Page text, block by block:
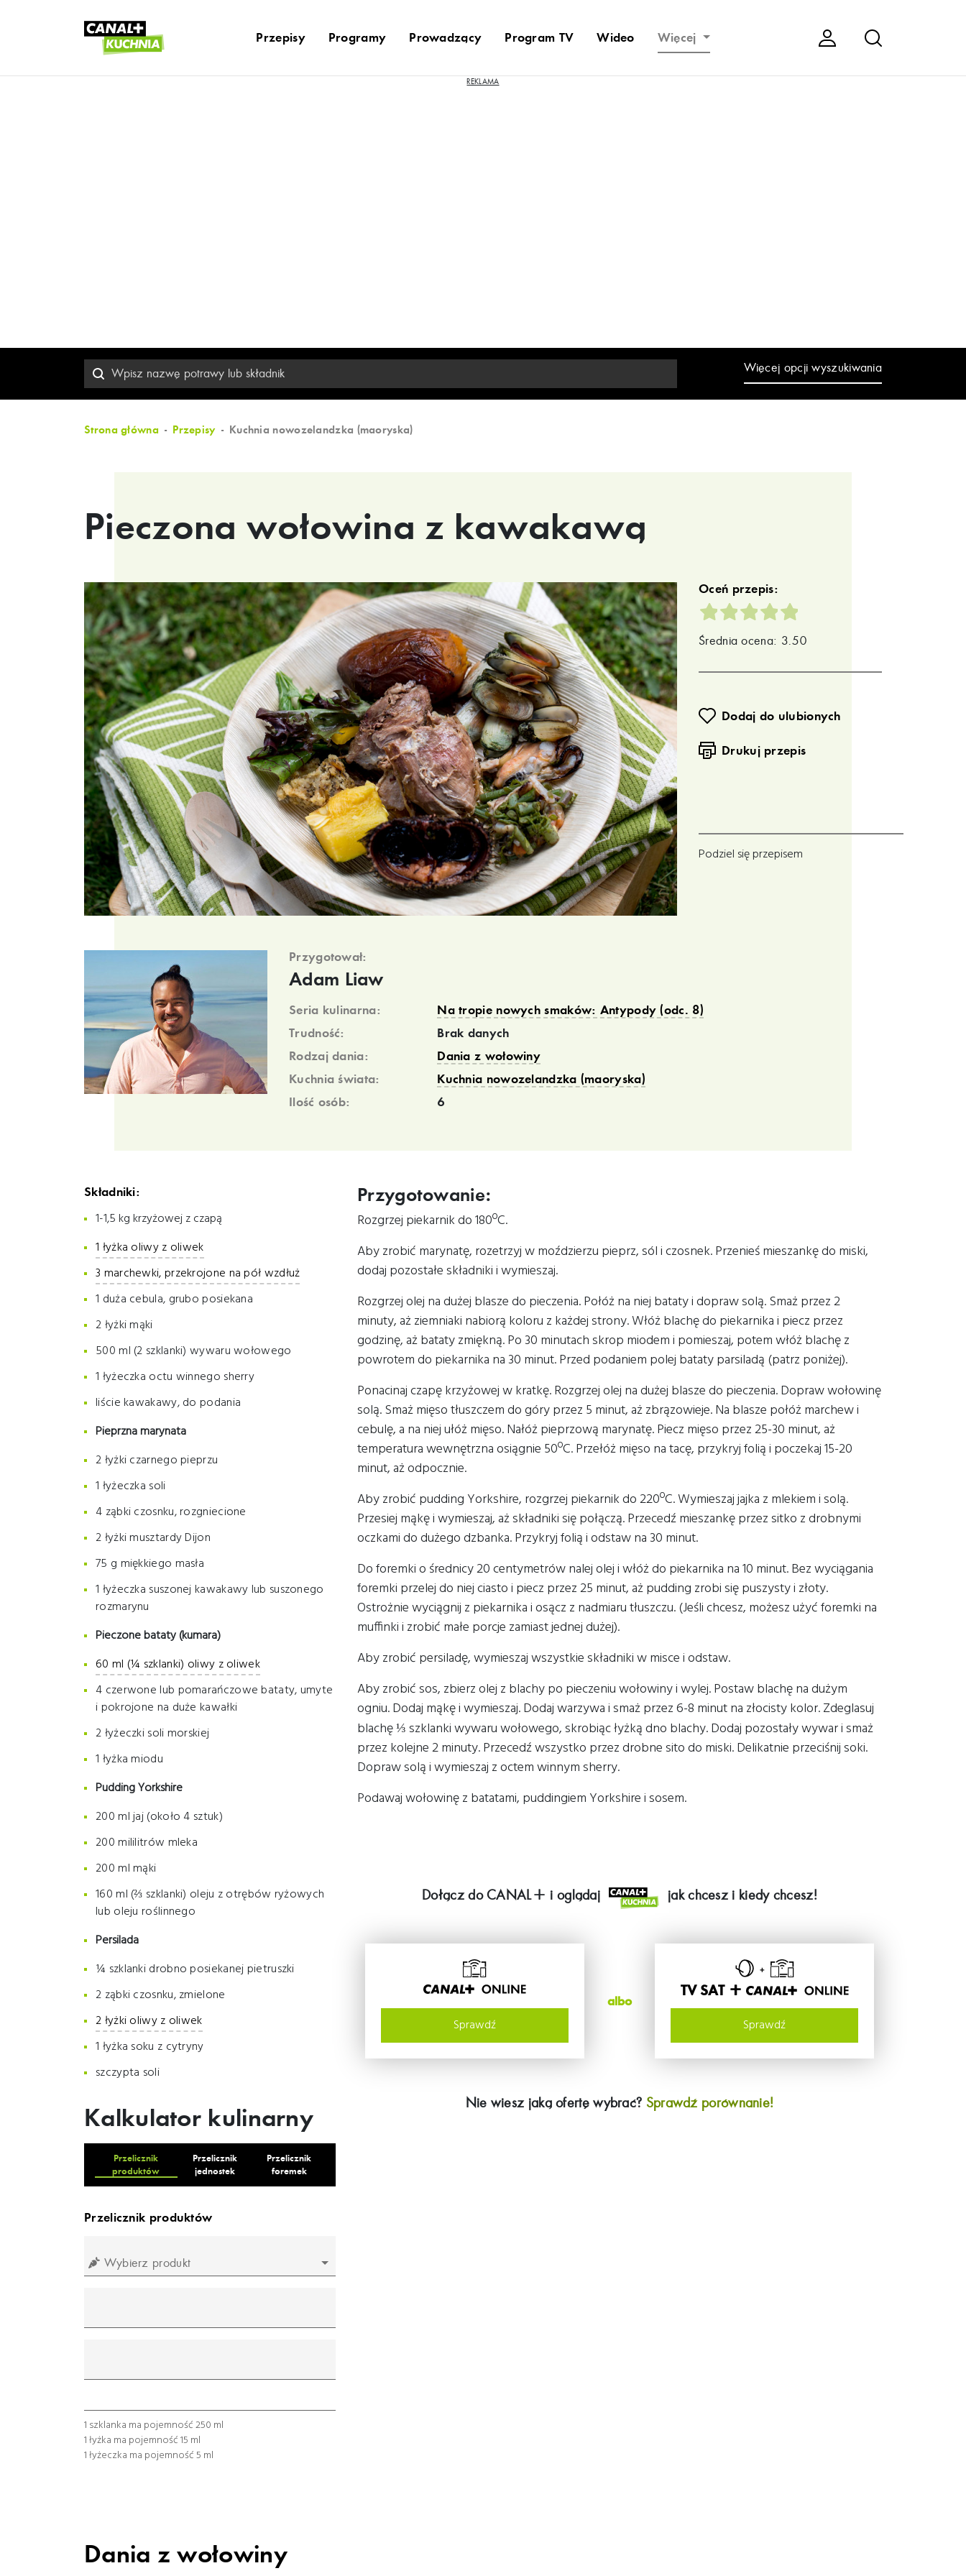
Przepisy Programy Prowadzący Program TV Wideo Więcej
Więcej opcji wyszukiwania
Strona główna Przepisy Kuchnia nowozelandzka (maoryska)
Pieczona wołowina z kawakawą
Oceń przepis:
Średnia ocena: 3.50
Dodaj do ulubionych
Drukuj przepis
Podziel się przepisem
Przygotował:
Adam Liaw
Seria kulinarna:
Na tropie nowych smaków: Antypody (odc. 8)
Trudność:
Brak danych
Rodzaj dania:
Dania z wołowiny
Kuchnia świata:
Kuchnia nowozelandzka (maoryska)
Ilość osób:
6
Składniki:
1-1,5 kg krzyżowej z czapą
1 łyżka oliwy z oliwek
3 marchewki, przekrojone na pół wzdłuż
1 duża cebula, grubo posiekana
2 łyżki mąki
500 ml (2 szklanki) wywaru wołowego
1 łyżeczka octu winnego sherry
liście kawakawy, do podania
Pieprzna marynata
2 łyżki czarnego pieprzu
1 łyżeczka soli
4 ząbki czosnku, rozgniecione
2 łyżki musztardy Dijon
75 g miękkiego masła
1 łyżeczka suszonej kawakawy lub suszonego
rozmarynu
Pieczone bataty (kumara)
60 ml (¼ szklanki) oliwy z oliwek
4 czerwone lub pomarańczowe bataty, umyte
i pokrojone na duże kawałki
2 łyżeczki soli morskiej
1 łyżka miodu
Pudding Yorkshire
200 ml jaj (około 4 sztuk)
200 mililitrów mleka
200 ml mąki
160 ml (⅔ szklanki) oleju z otrębów ryżowych
lub oleju roślinnego
Persilada
¼ szklanki drobno posiekanej pietruszki
2 ząbki czosnku, zmielone
2 łyżki oliwy z oliwek
1 łyżka soku z cytryny
szczypta soli
Kalkulator kulinarny
Przelicznik
produktów
Przelicznik
jednostek
Przelicznik
foremek
Przelicznik produktów
Wybierz produkt
łyżeczka łyżka szklanka
1 szklanka ma pojemność 250 ml
1 łyżka ma pojemność 15 ml
1 łyżeczka ma pojemność 5 ml
Przygotowanie:
Rozgrzej piekarnik do 180ºC.
Aby zrobić marynatę, rozetrzyj w moździerzu pieprz, sól i czosnek. Przenieś mieszankę do miski,
dodaj pozostałe składniki i wymieszaj.
Rozgrzej olej na dużej blasze do pieczenia. Połóż na niej bataty i dopraw solą. Smaż przez 2
minuty, aż ziemniaki nabiorą koloru z każdej strony. Włóż blachę do piekarnika i piecz przez
godzinę, aż bataty zmiękną. Po 30 minutach skrop miodem i pomieszaj, potem włóż blachę z
powrotem do piekarnika na 30 minut. Przed podaniem polej bataty parsiladą (patrz poniżej).
Ponacinaj czapę krzyżowej w kratkę. Rozgrzej olej na dużej blasze do pieczenia. Dopraw wołowinę
solą. Smaż mięso tłuszczem do góry przez 5 minut, aż zbrązowieje. Na blasze połóż marchew i
cebulę, a na niej ułóż mięso. Nałóż pieprzową marynatę. Piecz mięso przez 25-30 minut, aż
temperatura wewnętrzna osiągnie 50ºC. Przełóż mięso na tacę, przykryj folią i poczekaj 15-20
minut, aż odpocznie.
Aby zrobić pudding Yorkshire, rozgrzej piekarnik do 220ºC. Wymieszaj jajka z mlekiem i solą.
Przesiej mąkę i wymieszaj, aż składniki się połączą. Przecedź mieszankę przez sitko z drobnymi
oczkami do dużego dzbanka. Przykryj folią i odstaw na 30 minut.
Do foremki o średnicy 20 centymetrów nalej olej i włóż do piekarnika na 10 minut. Bez wyciągania
foremki przelej do niej ciasto i piecz przez 25 minut, aż pudding zrobi się puszysty i złoty.
Ostrożnie wyciągnij z piekarnika i osącz z nadmiaru tłuszczu. (Jeśli chcesz, możesz użyć foremki na
muffinki i zrobić małe porcje zamiast jednej dużej).
Aby zrobić persiladę, wymieszaj wszystkie składniki w misce i odstaw.
Aby zrobić sos, zbierz olej z blachy po pieczeniu wołowiny i wylej. Postaw blachę na dużym
ogniu. Dodaj mąkę i wymieszaj. Dodaj warzywa i smaż przez 6-8 minut na złocisty kolor. Zdeglasuj
blachę ⅓ szklanki wywaru wołowego, skrobiąc łyżką dno blachy. Dodaj pozostały wywar i smaż
przez kolejne 2 minuty. Przecedź wszystko przez drobne sito do miski. Delikatnie przeciśnij soki.
Dopraw solą i wymieszaj z octem winnym sherry.
Podawaj wołowinę z batatami, puddingiem Yorkshire i sosem.
Dołącz doCANAL+ i oglądaj jak chcesz i kiedy chcesz!
Sprawdź
albo
TV SAT +
Sprawdź
Nie wiesz jaką ofertę wybrać? Sprawdź porównanie!
Dania z wołowiny